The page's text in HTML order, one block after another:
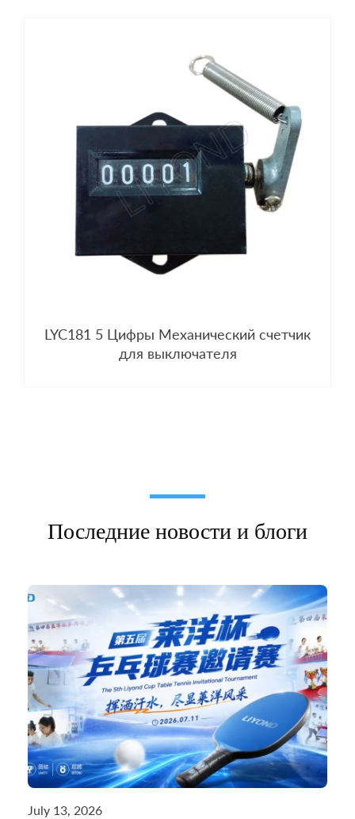
LYC181 5 Цифры Механический счетчик
для выключателя
Последние новости и блоги
July 13, 2026